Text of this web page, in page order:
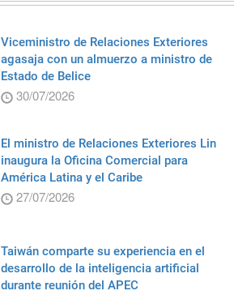
Viceministro de Relaciones Exteriores
agasaja con un almuerzo a ministro de
Estado de Belice
30/07/2026
El ministro de Relaciones Exteriores Lin
inaugura la Oficina Comercial para
América Latina y el Caribe
27/07/2026
Taiwán comparte su experiencia en el
desarrollo de la inteligencia artificial
durante reunión del APEC